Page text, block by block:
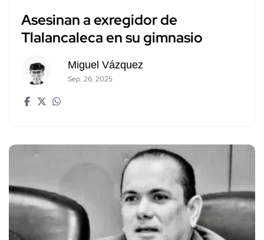
Asesinan a exregidor de
Tlalancaleca en su gimnasio
Miguel Vázquez
Sep. 26, 2025